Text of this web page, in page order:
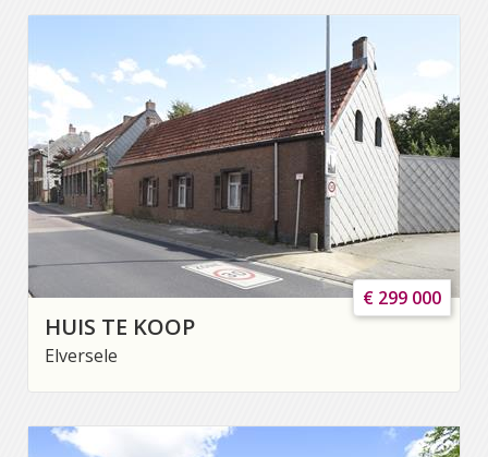
HUIS TE KOOP
Elversele
€ 299 000